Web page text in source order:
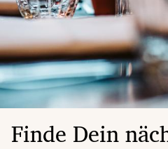
Finde Dein